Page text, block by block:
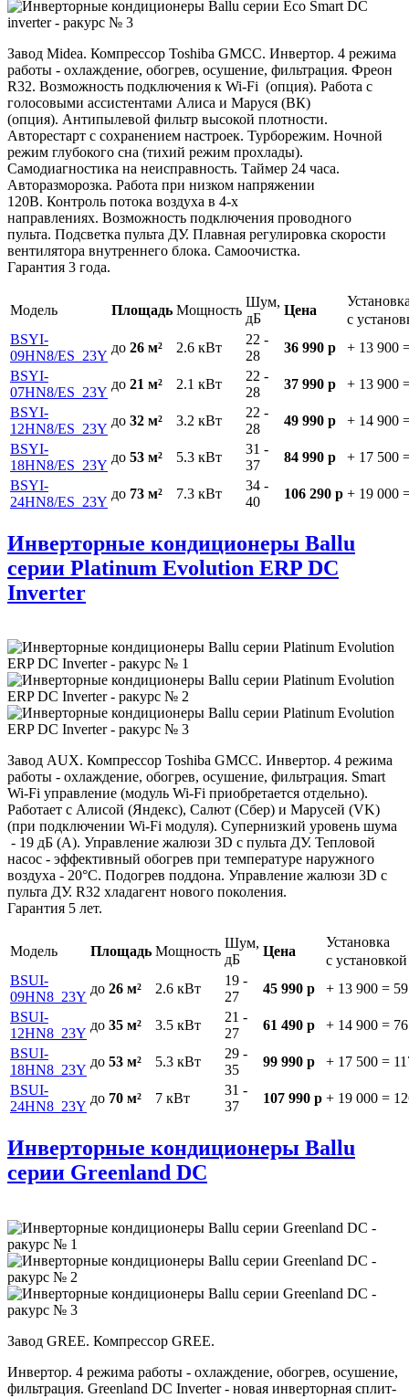
Завод Midea. Компрессор Toshiba GMCC. Инвертор. 4 режима
работы - охлаждение, обогрев, осушение, фильтрация. Фреон
R32. Возможность подключения к Wi-Fi (опция). Работа с
голосовыми ассистентами Алиса и Маруся (ВК)
(опция). Антипылевой фильтр высокой плотности.
Авторестарт с сохранением настроек. Турборежим. Ночной
режим глубокого сна (тихий режим прохлады).
Самодиагностика на неисправность. Таймер 24 часа.
Авторазморозка. Работа при низком напряжении
120В. Контроль потока воздуха в 4-х
направлениях. Возможность подключения проводного
пульта. Подсветка пульта ДУ. Плавная регулировка скорости
вентилятора внутреннего блока. Самоочистка.
Гарантия 3 года.
Модель Площадь Мощность
Шум,
дБ
Цена
с
BSYI-
09HN8/ES_23Y
до 26 м² 2.6 кВт
22 -
28
36 990 р + 13 900
BSYI-
07HN8/ES_23Y
до 21 м² 2.1 кВт
22 -
28
37 990 р + 13 900
BSYI-
12HN8/ES_23Y
до 32 м² 3.2 кВт
22 -
28
49 990 р + 14 900
BSYI-
18HN8/ES_23Y
до 53 м² 5.3 кВт
31 -
37
84 990 р + 17 500
BSYI-
24HN8/ES_23Y
до 73 м² 7.3 кВт
34 -
40
106 290 р + 19 000
Инверторные кондиционеры Ballu
серии Platinum Evolution ERP DC
Inverter
Завод AUX. Компрессор Toshiba GMCC. Инвертор. 4 режима
работы - охлаждение, обогрев, осушение, фильтрация. Smart
Wi-Fi управление (модуль Wi-Fi приобретается отдельно).
Работает с Алисой (Яндекс), Салют (Сбер) и Марусей (VK)
(при подключении Wi-Fi модуля). Супернизкий уровень шума
- 19 дБ (А). Управление жалюзи 3D с пульта ДУ. Тепловой
насос - эффективный обогрев при температуре наружного
воздуха - 20°C. Подогрев поддона. Управление жалюзи 3D с
пульта ДУ. R32 хладагент нового поколения.
Гарантия 5 лет.
Модель Площадь Мощность
Шум,
дБ
Цена
Установка
с
BSUI-
09HN8_23Y
до 26 м² 2.6 кВт
19 -
27
45 990 р + 13 900 =
BSUI-
12HN8_23Y
до 35 м² 3.5 кВт
21 -
27
61 490 р + 14 900 =
BSUI-
18HN8_23Y
до 53 м² 5.3 кВт
29 -
35
99 990 р + 17 500 =
BSUI-
24HN8_23Y
до 70 м² 7 кВт
31 -
37
107 990 р + 19 000 =
Инверторные кондиционеры Ballu
серии Greenland DC
Завод GREE. Компрессор GREE.
Инвертор. 4 режима работы - охлаждение, обогрев, осушение,
фильтрация. Greenland DС Inverter - новая инверторная сплит-